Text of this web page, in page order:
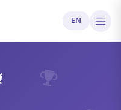
EN